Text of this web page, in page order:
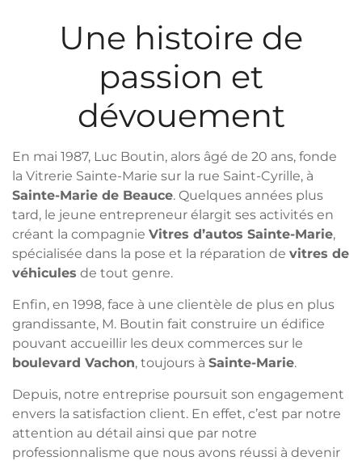
Une histoire de
passion et
dévouement
En mai 1987, Luc Boutin, alors âgé de 20 ans, fonde
la Vitrerie Sainte-Marie sur la rue Saint-Cyrille, à
Sainte-Marie de Beauce. Quelques années plus
tard, le jeune entrepreneur élargit ses activités en
créant la compagnie Vitres d’autos Sainte-Marie,
spécialisée dans la pose et la réparation de vitres de
véhicules de tout genre.
Enfin, en 1998, face à une clientèle de plus en plus
grandissante, M. Boutin fait construire un édifice
pouvant accueillir les deux commerces sur le
boulevard Vachon, toujours à Sainte-Marie.
Depuis, notre entreprise poursuit son engagement
envers la satisfaction client. En effet, c’est par notre
attention au détail ainsi que par notre
professionnalisme que nous avons réussi à devenir